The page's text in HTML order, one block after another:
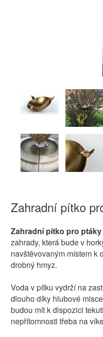
Zahradní pítko
Zahradní pítko pro ptáky
zahrady, která bude v
navštěvovaným místem k
drobný hmyz.
Voda v pítku vydrží na
dlouho díky hlubové
budou mít k dispozici
nepřítomnosti třeba na